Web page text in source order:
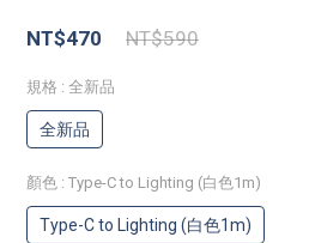
NT$590
NT$470
規格 : 全新品
全新品
顏色 : Type-C to Lighting (白色1m)
Type-C to Lighting (白色1m)